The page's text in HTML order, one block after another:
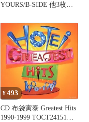
YOURS/B-SIDE 他3枚セ
¥493
CD 布袋寅泰 Greatest Hits
1990-1999 TOCT24151